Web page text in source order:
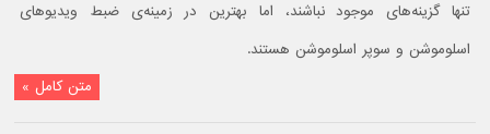
تنها گزینه‌های موجود نباشند، اما بهترین در زمینه‌ی ضبط ویدیوهای
اسلوموشن و سوپر اسلوموشن هستند.
متن کامل »